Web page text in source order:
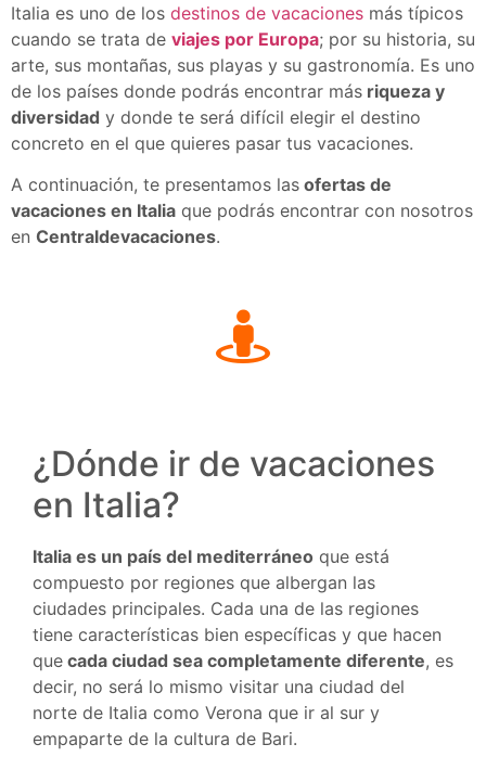
Italia es uno de los destinos de vacaciones más típicos
cuando se trata de viajes por Europa; por su historia, su
arte, sus montañas, sus playas y su gastronomía. Es uno
de los países donde podrás encontrar más riqueza y
diversidad y donde te será difícil elegir el destino
concreto en el que quieres pasar tus vacaciones.
A continuación, te presentamos las ofertas de
vacaciones en Italia que podrás encontrar con nosotros
en Centraldevacaciones.
¿Dónde ir de vacaciones
en Italia?
Italia es un país del mediterráneo que está
compuesto por regiones que albergan las
ciudades principales. Cada una de las regiones
tiene características bien específicas y que hacen
que cada ciudad sea completamente diferente, es
decir, no será lo mismo visitar una ciudad del
norte de Italia como Verona que ir al sur y
empaparte de la cultura de Bari.